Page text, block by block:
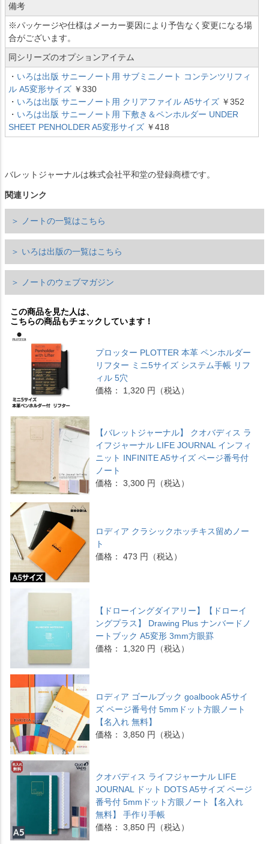
備考
※パッケージや仕様はメーカー要因により予告なく変更になる場
合がございます。
同シリーズのオプションアイテム
・ いろは出版 サニーノート用 サブミニノート コンテンツリフィ
ル A5変形サイズ ￥330
・ いろは出版 サニーノート用 クリアファイル A5サイズ ￥352
・ いろは出版 サニーノート用 下敷き＆ペンホルダー UNDER
SHEET PENHOLDER A5変形サイズ ￥418
バレットジャーナルは株式会社平和堂の登録商標です。
関連リンク
＞ ノートの一覧はこちら
＞ いろは出版の一覧はこちら
＞ ノートのウェブマガジン
この商品を見た人は、
こちらの商品もチェックしています！
プロッター PLOTTER 本革 ペンホルダー
リフター ミニ5サイズ システム手帳 リフ
ィル 5穴
価格： 1,320 円（税込）
【バレットジャーナル】 クオバディス ラ
イフジャーナル LIFE JOURNAL インフィ
ニット INFINITE A5サイズ ページ番号付
ノート
価格： 3,300 円（税込）
ロディア クラシックホッチキス留めノー
ト
価格： 473 円（税込）
【ドローイングダイアリー】【ドローイ
ングプラス】 Drawing Plus ナンバードノ
ートブック A5変形 3mm方眼罫
価格： 1,320 円（税込）
ロディア ゴールブック goalbook A5サイ
ズ ページ番号付 5mmドット方眼ノート
【名入れ 無料】
価格： 3,850 円（税込）
クオバディス ライフジャーナル LIFE
JOURNAL ドット DOTS A5サイズ ページ
番号付 5mmドット方眼ノート【名入れ
無料】 手作り手帳
価格： 3,850 円（税込）